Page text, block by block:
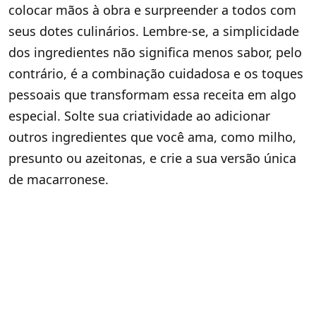
colocar mãos à obra e surpreender a todos com
seus dotes culinários. Lembre-se, a simplicidade
dos ingredientes não significa menos sabor, pelo
contrário, é a combinação cuidadosa e os toques
pessoais que transformam essa receita em algo
especial. Solte sua criatividade ao adicionar
outros ingredientes que você ama, como milho,
presunto ou azeitonas, e crie a sua versão única
de macarronese.